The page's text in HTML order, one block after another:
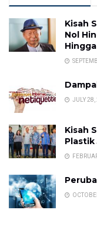
Kisah
Nol
JULY 28,
Kisah
Plastik